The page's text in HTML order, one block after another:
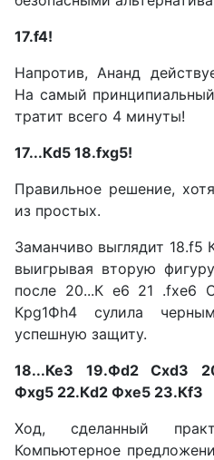
17.f4!
Напротив, Ананд
На самый
тратит всего 4 минуты!
17...Кd5 18.fxg5!
Правильное решение,
из простых.
Заманчиво выглядит 18.f5
выигрывая вторую
после 20...К е6 21 .fxe6
Крg1Фh4 сулила
успешную защиту.
18...Ке3 19.Фd2 Сxd3
Фxg5 22.Кd2 Фxe5 23.Кf3
Ход, сделанный
Компьютерное